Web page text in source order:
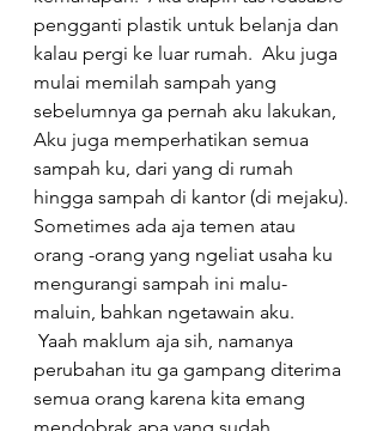
pengganti plastik untuk belanja dan
kalau pergi ke luar rumah.  Aku juga
mulai memilah sampah yang
sebelumnya ga pernah aku lakukan,
Aku juga memperhatikan semua
sampah ku, dari yang di rumah
hingga sampah di kantor (di mejaku).
Sometimes ada aja temen atau
orang -orang yang ngeliat usaha ku
mengurangi sampah ini malu-
maluin, bahkan ngetawain aku.
Yaah maklum aja sih, namanya
perubahan itu ga gampang diterima
semua orang karena kita emang